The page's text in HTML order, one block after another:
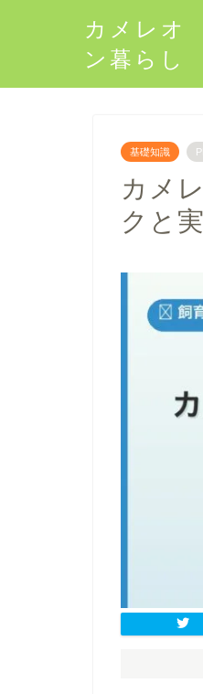
カメレオ
ン暮らし
基礎知識
カメ
クと